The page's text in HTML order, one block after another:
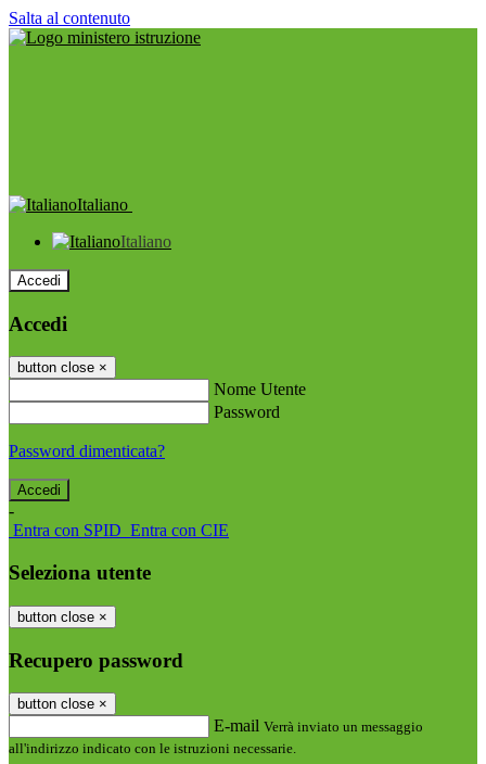
Salta al contenuto
Italiano
Italiano
Accedi
Accedi
button close ×
Nome Utente
Password
Password dimenticata?
-
Entra con SPID Entra con CIE
Seleziona utente
button close ×
Recupero password
button close ×
E-mail Verrà inviato un messaggio
all'indirizzo indicato con le istruzioni necessarie.